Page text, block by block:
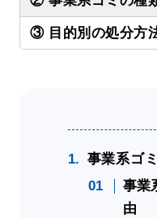
③ 目的別の処分方
事業系ゴ
事業
由